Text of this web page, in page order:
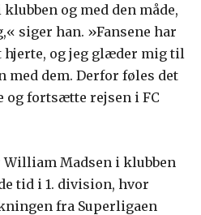
og med den måde,
siger han. »Fansene har
og jeg glæder mig til
med dem. Derfor føles det
fortsætte rejsen i FC
Madsen i klubben
tid i 1. division, hvor
fra Superligaen